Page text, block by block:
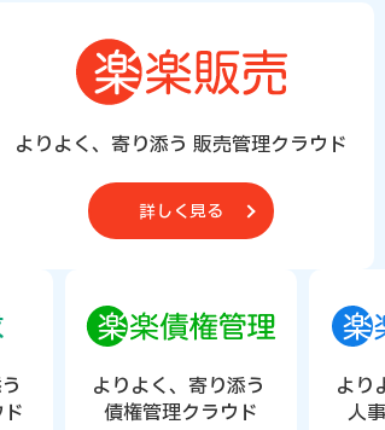
よりよく、寄り添う 販売管理クラウド
詳しく見る
よりよく、寄り添う
債権管理クラウド
より
人